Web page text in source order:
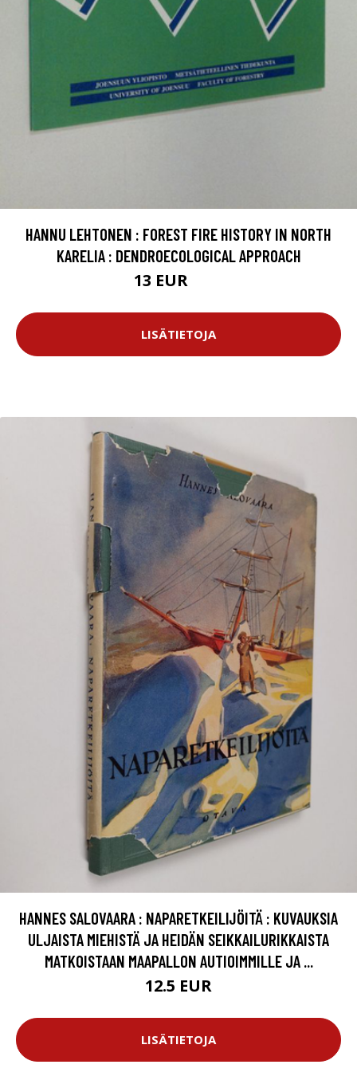
HANNU LEHTONEN : FOREST FIRE HISTORY IN NORTH
KARELIA : DENDROECOLOGICAL APPROACH
13 EUR
LISÄTIETOJA
HANNES SALOVAARA : NAPARETKEILIJÖITÄ : KUVAUKSIA
ULJAISTA MIEHISTÄ JA HEIDÄN SEIKKAILURIKKAISTA
MATKOISTAAN MAAPALLON AUTIOIMMILLE JA ...
12.5 EUR
LISÄTIETOJA